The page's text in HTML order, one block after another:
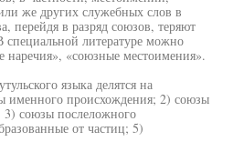
же других служебных слов в
перейдя в разряд союзов, теряют
специальной литературе можно
наречия», «союзные местоимения».
языка делятся на
именного происхождения; 2) союзы
3) союзы послеложного
от частиц; 5)